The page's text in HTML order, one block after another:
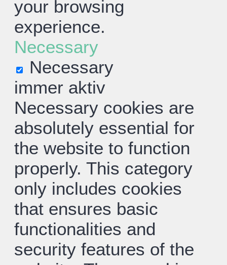
your browsing
experience.
Necessary
Necessary
immer aktiv
Necessary cookies are
absolutely essential for
the website to function
properly. This category
only includes cookies
that ensures basic
functionalities and
security features of the